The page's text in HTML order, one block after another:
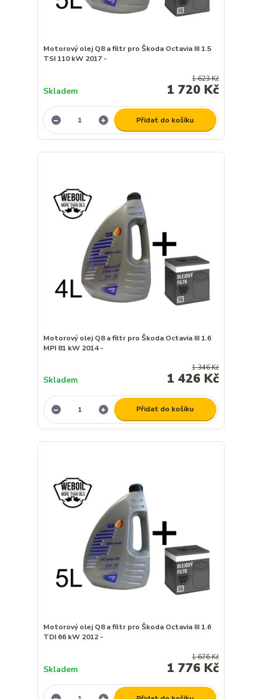
Motorový olej Q8 a filtr pro Škoda Octavia III 1.5
TSI 110 kW 2017 -
1 623 Kč
1 720 Kč
Skladem
Přidat do košíku
Motorový olej Q8 a filtr pro Škoda Octavia III 1.6
MPI 81 kW 2014 -
1 346 Kč
1 426 Kč
Skladem
Přidat do košíku
Motorový olej Q8 a filtr pro Škoda Octavia III 1.6
TDI 66 kW 2012 -
1 676 Kč
1 776 Kč
Skladem